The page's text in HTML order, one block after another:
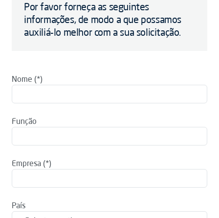
Por favor forneça as seguintes
informações, de modo a que possamos
auxiliá-lo melhor com a sua solicitação.
Nome
Função
Empresa
País